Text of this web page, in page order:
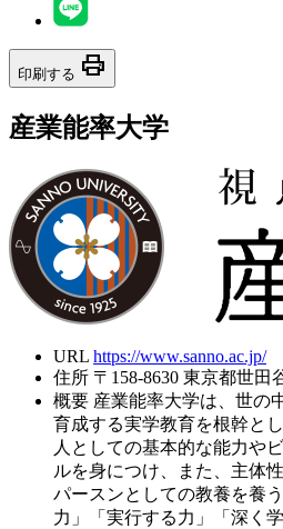
印刷する print
産業能率大学
URL https://www.sanno.ac.jp/
住所 〒158-8630 東京都世田
概要 産業能率大学は、世の
育成する実学教育を根幹と
人としての基本的な能力や
ルを身につけ、また、主体
パースンとしての教養を養
力」「実行する力」「深く